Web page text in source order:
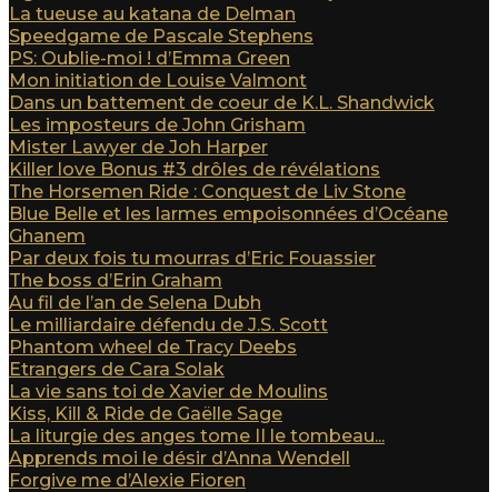
La tueuse au katana de Delman
Speedgame de Pascale Stephens
PS: Oublie-moi ! d’Emma Green
Mon initiation de Louise Valmont
Dans un battement de coeur de K.L. Shandwick
Les imposteurs de John Grisham
Mister Lawyer de Joh Harper
Killer love Bonus #3 drôles de révélations
The Horsemen Ride : Conquest de Liv Stone
Blue Belle et les larmes empoisonnées d’Océane
Ghanem
Par deux fois tu mourras d’Eric Fouassier
The boss d’Erin Graham
Au fil de l’an de Selena Dubh
Le milliardaire défendu de J.S. Scott
Phantom wheel de Tracy Deebs
Etrangers de Cara Solak
La vie sans toi de Xavier de Moulins
Kiss, Kill & Ride de Gaëlle Sage
La liturgie des anges tome II le tombeau...
Apprends moi le désir d’Anna Wendell
Forgive me d’Alexie Fioren